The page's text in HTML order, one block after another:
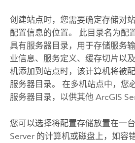
创建站点时，您需要确定存储对
配置信息的位置。 此目录名为配
具有服务器目录，用于存储服务
业信息、服务定义、缓存切片以
机添加到站点时，该计算机将被
服务器目录。 在多机站点中，您
服务器目录，以供其他 ArcGIS
您可以选择将配置存储放置在一
Server的计算机或磁盘上，如容